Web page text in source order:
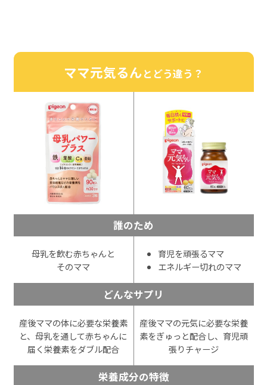
ママ元気るんとどう違う？
誰のため
母乳を飲む赤ちゃんと
そのママ
育児を頑張るママ
エネルギー切れのママ
どんなサプリ
産後ママの体に必要な栄養素
と、母乳を通して赤ちゃんに
届く栄養素をダブル配合
産後ママの元気に必要な栄養
素をぎゅっと配合し、育児頑
張りチャージ
栄養成分の特徴